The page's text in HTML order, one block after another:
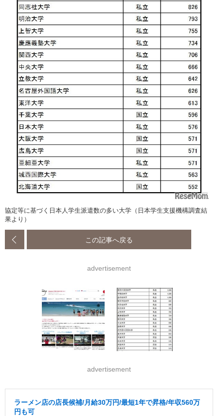
協定等に基づく日本人学生派遣数の多い大学（日本学生支援機構調査結
果より）
この記事へ戻る
advertisement
advertisement
ラーメン店の店長候補/月給30万円/最短1年で昇格/年収560万
円も可